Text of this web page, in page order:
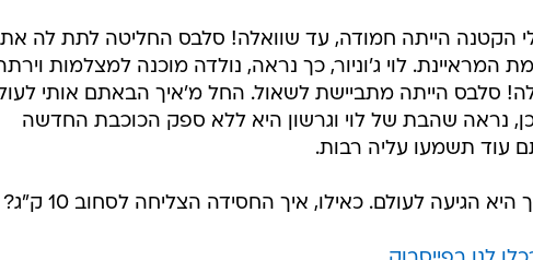
הקטנה הייתה חמודה, עד שוואלה! סלבס החליטה לתת לה את
המראיינת. לוי ג'וניור, כך נראה, נולדה מוכנה למצלמות
סלבס הייתה מתביישת לשאול. החל מ'איך הבאתם אותי
נראה שהבת של לוי וגרשון היא ללא ספק הכוכבת החדשה
עוד תשמעו עליה רבות.
הגיעה לעולם. כאילו, איך החסידה הצליחה לסחוב 10 ק"ג?